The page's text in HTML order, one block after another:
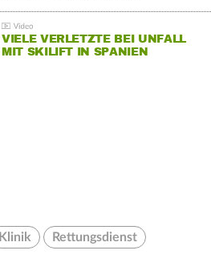
VIELE VERLETZTE BEI UNFALL
MIT SKILIFT IN SPANIEN
Klinik Rettungsdienst